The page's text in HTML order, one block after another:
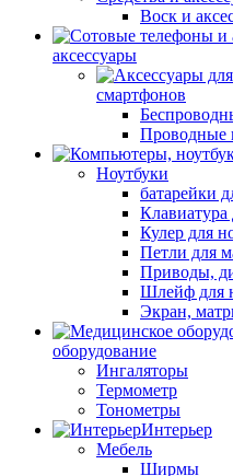
Воск и
аксессуары
смартфонов
Проводные
Ноутбуки
батарейки
Клавиатура
Кулер для
Петли для
Приводы,
Шлейф для
Экран,
оборудование
Ингаляторы
Термометр
Тонометры
Интерьер
Мебель
Ширмы